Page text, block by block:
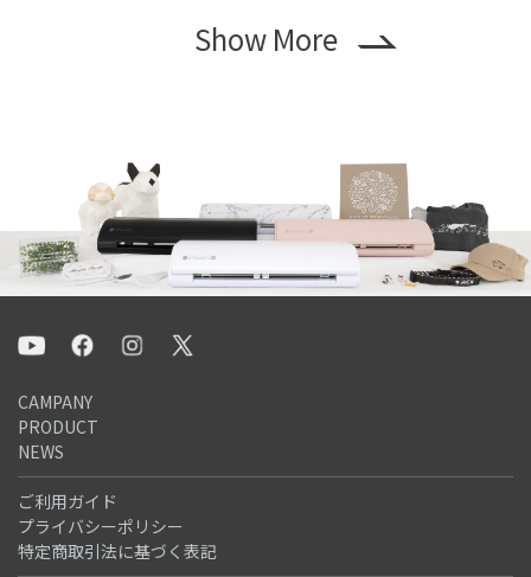
Show More
CAMPANY
PRODUCT
NEWS
ご利用ガイド
プライバシーポリシー
特定商取引法に基づく表記